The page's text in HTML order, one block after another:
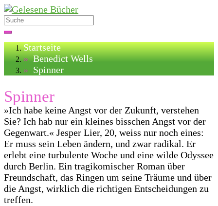
Startseite
»Benedict Wells
» Spinner
Spinner
»Ich habe keine Angst vor der Zukunft, verstehen
Sie? Ich hab nur ein kleines bisschen Angst vor der
Gegenwart.« Jesper Lier, 20, weiss nur noch eines:
Er muss sein Leben ändern, und zwar radikal. Er
erlebt eine turbulente Woche und eine wilde Odyssee
durch Berlin. Ein tragikomischer Roman über
Freundschaft, das Ringen um seine Träume und über
die Angst, wirklich die richtigen Entscheidungen zu
treffen.